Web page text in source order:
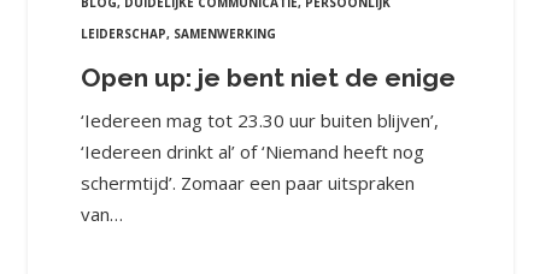
LEIDERSCHAP, SAMENWERKING
Open up: je bent niet de enige
‘Iedereen mag tot 23.30 uur buiten blijven’,
‘Iedereen drinkt al’ of ‘Niemand heeft nog
schermtijd’. Zomaar een paar uitspraken
van…